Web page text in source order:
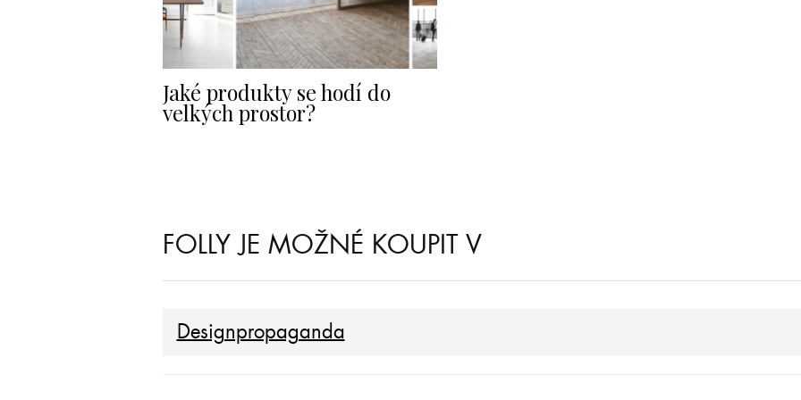
Jaké produkty se hodí do
velkých prostor?
FOLLY JE MOŽNÉ KOUPIT V
Designpropaganda